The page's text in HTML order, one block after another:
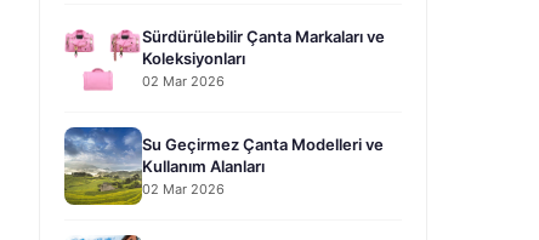
Sürdürülebilir Çanta Markaları ve
Koleksiyonları
02 Mar 2026
Su Geçirmez Çanta Modelleri ve
Kullanım Alanları
02 Mar 2026